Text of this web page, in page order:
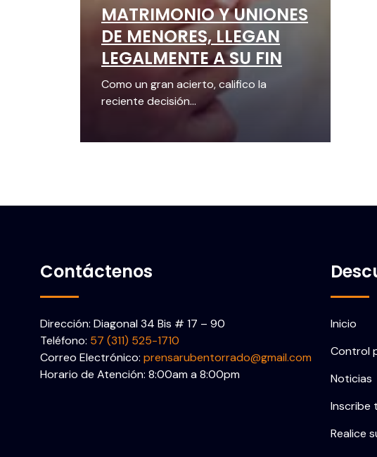
MATRIMONIO Y UNIONES
DE MENORES, LLEGAN
LEGALMENTE A SU FIN
Como un gran acierto, califico la
reciente decisión...
Contáctenos
Dirección: Diagonal 34 Bis # 17 – 90
Teléfono: 57 (311) 525-1710
Correo Electrónico: prensarubentorrado@gmail.com
Horario de Atención: 8:00am a 8:00pm
Inicio
Control
Noticias
Inscribe
Realice